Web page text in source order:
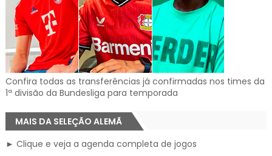
Confira todas as transferências já confirmadas nos times da
1ª divisão da Bundesliga para temporada
MAIS DA SELEÇÃO ALEMÃ
► Clique e veja a agenda completa de jogos